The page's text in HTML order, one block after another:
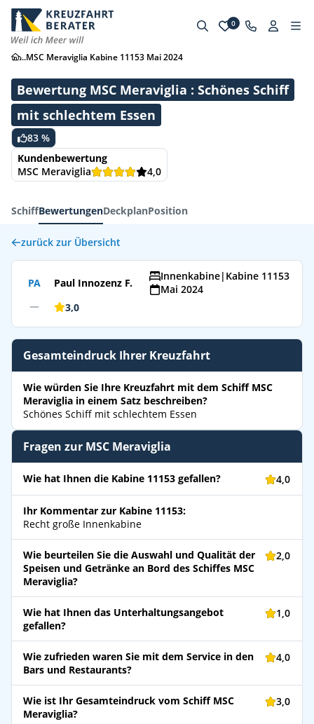
0
...MSC Meraviglia Kabine 11153 Mai 2024
Bewertung MSC Meraviglia : Schönes Schiff
mit schlechtem Essen
83 %
Kundenbewertung
MSC Meraviglia
4,0
SchiffBewertungenDeckplanPosition
zurück zur Übersicht
PA Paul Innozenz F. Innenkabine| Kabine 11153
Mai 2024
3,0
Gesamteindruck Ihrer Kreuzfahrt
Wie würden Sie Ihre Kreuzfahrt mit dem Schiff MSC
Meraviglia in einem Satz beschreiben?
Schönes Schiff mit schlechtem Essen
Fragen zur MSC Meraviglia
Wie hat Ihnen die Kabine 11153 gefallen? 4,0
Ihr Kommentar zur Kabine 11153:
Recht große Innenkabine
Wie beurteilen Sie die Auswahl und Qualität der
Speisen und Getränke an Bord des Schiffes MSC
Meraviglia?
2,0
Wie hat Ihnen das Unterhaltungsangebot
gefallen?
1,0
Wie zufrieden waren Sie mit dem Service in den
Bars und Restaurants?
4,0
Wie ist Ihr Gesamteindruck vom Schiff MSC
Meraviglia?
3,0